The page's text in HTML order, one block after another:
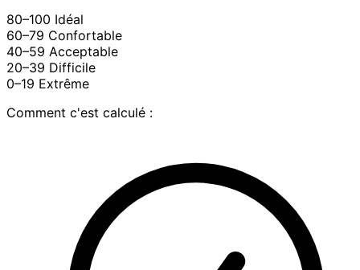
80–100 Idéal
60–79 Confortable
40–59 Acceptable
20–39 Difficile
0–19 Extrême
Comment c'est calculé :